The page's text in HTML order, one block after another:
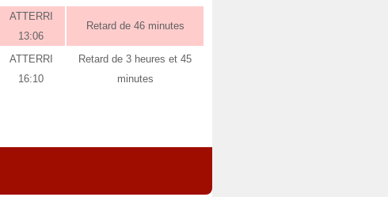
ATTERRI
13:06
Retard de 46 minutes
ATTERRI
16:10
Retard de 3 heures et 45
minutes